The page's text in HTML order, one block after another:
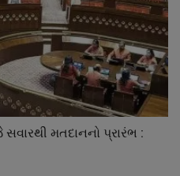
મતદાનનો પ્રારંભ :